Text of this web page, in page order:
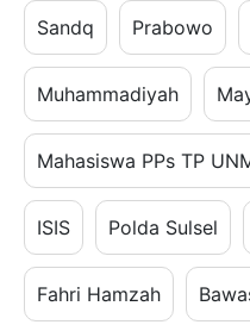
Sandq Prabowo
Muhammadiyah
Mahasiswa PPs TP
ISIS Polda Sulsel
Fahri Hamzah